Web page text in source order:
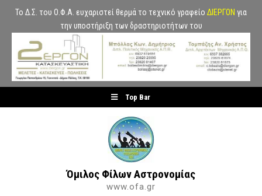
Το Δ.Σ. του Ο.Φ.Α. ευχαριστεί θερμά το τεχνικό γραφείο ΔΙΕΡΓΟΝ για
την υποστήριξη των δραστηριοτήτων του
to
Top Bar
Όμιλος Φίλων Αστρονομίας
www.ofa.gr